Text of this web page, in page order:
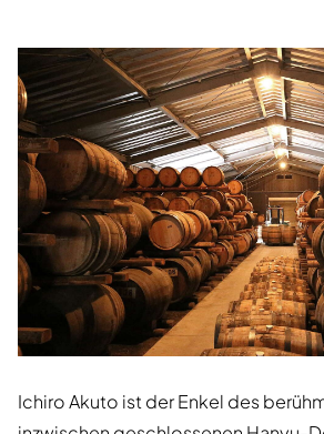
Ichiro Akuto ist der Enkel des